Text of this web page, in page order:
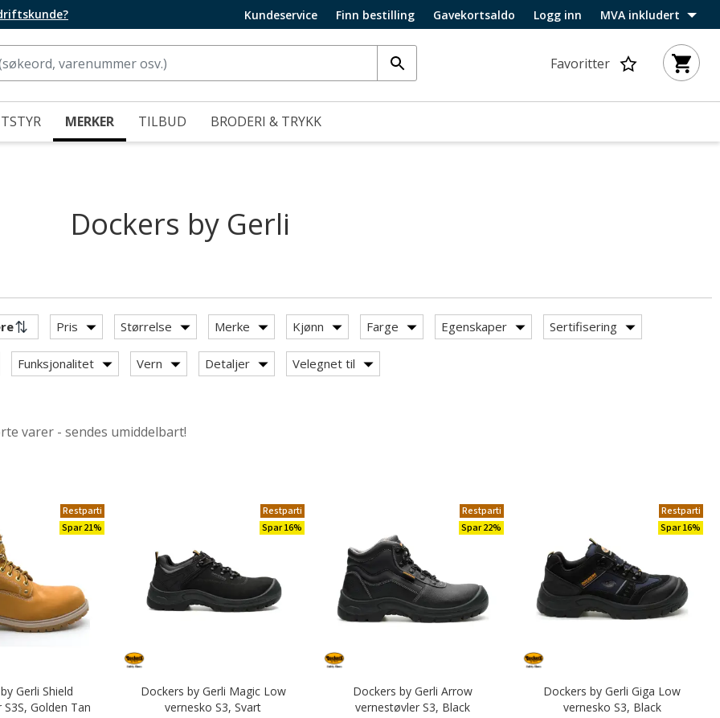
Kundeservice Finn bestilling Gavekortsaldo Logg inn MVA inkludert
Favoritter
MERKER TILBUD BRODERI & TRYKK
Dockers by Gerli
by Gerli
Pris Størrelse Merke Kjønn Farge Egenskaper Sertifisering
Funksjonalitet Vern Detaljer Velegnet til
varer - sendes umiddelbart!
Restparti
Spar 21%
Gerli Shield
Golden Tan
Restparti
Spar 16%
Dockers by Gerli Magic Low
vernesko S3, Svart
Restparti
Spar 22%
Dockers by Gerli Arrow
vernestøvler S3, Black
Restparti
Spar 16%
Dockers by Gerli Giga Low
vernesko S3, Black